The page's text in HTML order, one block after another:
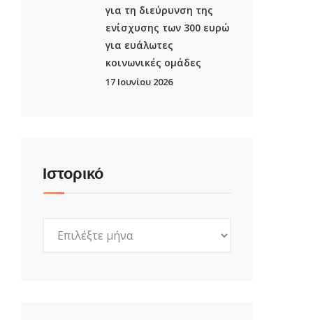
για τη διεύρυνση της
ενίσχυσης των 300 ευρώ
για ευάλωτες
κοινωνικές ομάδες
17 Ιουνίου 2026
Ιστορικό